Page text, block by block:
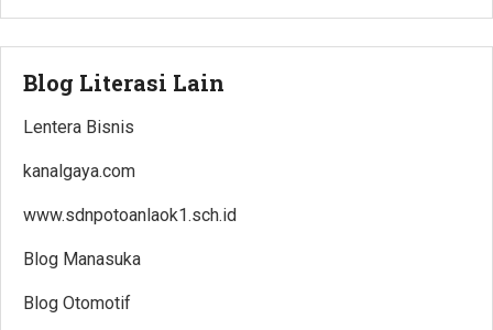
Blog Literasi Lain
Lentera Bisnis
kanalgaya.com
www.sdnpotoanlaok1.sch.id
Blog Manasuka
Blog Otomotif